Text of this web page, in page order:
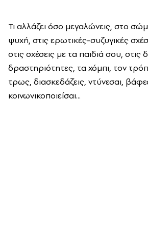
Τι αλλάζει όσο μεγαλώνεις, στο
ψυχή, στις ερωτικές-συζυγικές
στις σχέσεις με τα παιδιά σου, στις
δραστηριότητες, τα χόμπι, τον
τρως, διασκεδάζεις, ντύνεσαι,
κοινωνικοποιείσαι...